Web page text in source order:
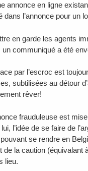
annonce en ligne
dans l’annonce pour un
en garde les agents
un communiqué a été
par l’escroc est
subtilisées au détour
rêver!
frauduleuse est
l’idée de se faire de
se rendre en
de la caution
lieu.